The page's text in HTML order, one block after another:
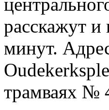
расскажут и
минут.
трамваях №